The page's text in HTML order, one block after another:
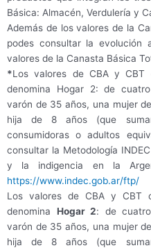
Básica: Almacén, Verdulería y
Además de los valores de la
podes consultar la evolución
valores de la Canasta Básica
*Los valores de CBA y CBT
denomina Hogar 2: de
varón de 35 años, una mujer
hija de 8 años (que
consumidoras o adultos
consultar la Metodología
y la indigencia en la
https://www.indec.gob.ar/ftp/
Los valores de CBA y CBT
denomina Hogar 2: de
varón de 35 años, una mujer
hija de 8 años (que